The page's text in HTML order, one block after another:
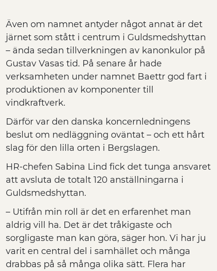
Även om namnet antyder något annat är det
järnet som stått i centrum i Guldsmedshyttan
– ända sedan tillverkningen av kanonkulor på
Gustav Vasas tid. På senare år hade
verksamheten under namnet Baettr god fart i
produktionen av komponenter till
vindkraftverk.
Därför var den danska koncernledningens
beslut om nedläggning oväntat – och ett hårt
slag för den lilla orten i Bergslagen.
HR-chefen Sabina Lind fick det tunga ansvaret
att avsluta de totalt 120 anställningarna i
Guldsmedshyttan.
– Utifrån min roll är det en erfarenhet man
aldrig vill ha. Det är det tråkigaste och
sorgligaste man kan göra, säger hon. Vi har ju
varit en central del i samhället och många
drabbas på så många olika sätt. Flera har